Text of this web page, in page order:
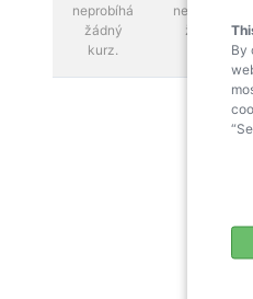
By
neprobíhá
žádný
kurz.
neprobíhá
žádný